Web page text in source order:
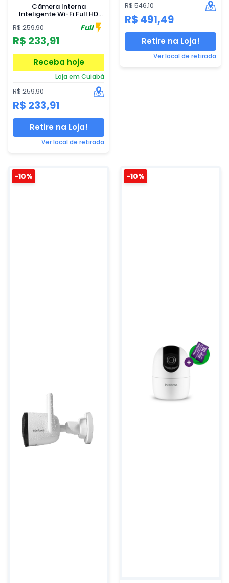
Câmera Interna
Inteligente Wi-Fi Full HD
R$ 259,90 Full
R$ 233,91
Receba hoje
Loja em Cuiabá
R$ 259,90
R$ 233,91
Retire na Loja!
Ver local de retirada
R$ 546,10
R$ 491,49
Retire na Loja!
Ver local de retirada
-10% -10%